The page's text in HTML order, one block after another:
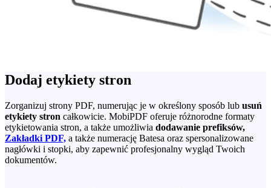
Dodaj etykiety stron
Zorganizuj strony PDF, numerując je w określony sposób lub usuń
etykiety stron całkowicie. MobiPDF oferuje różnorodne formaty
etykietowania stron, a także umożliwia dodawanie prefiksów,
Zakładki PDF, a także numerację Batesa oraz spersonalizowane
nagłówki i stopki, aby zapewnić profesjonalny wygląd Twoich
dokumentów.